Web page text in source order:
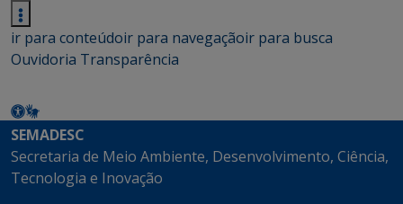
ir para conteúdoir para navegaçãoir para busca
Ouvidoria Transparência
SEMADESC
Secretaria de Meio Ambiente, Desenvolvimento, Ciência,
Tecnologia e Inovação